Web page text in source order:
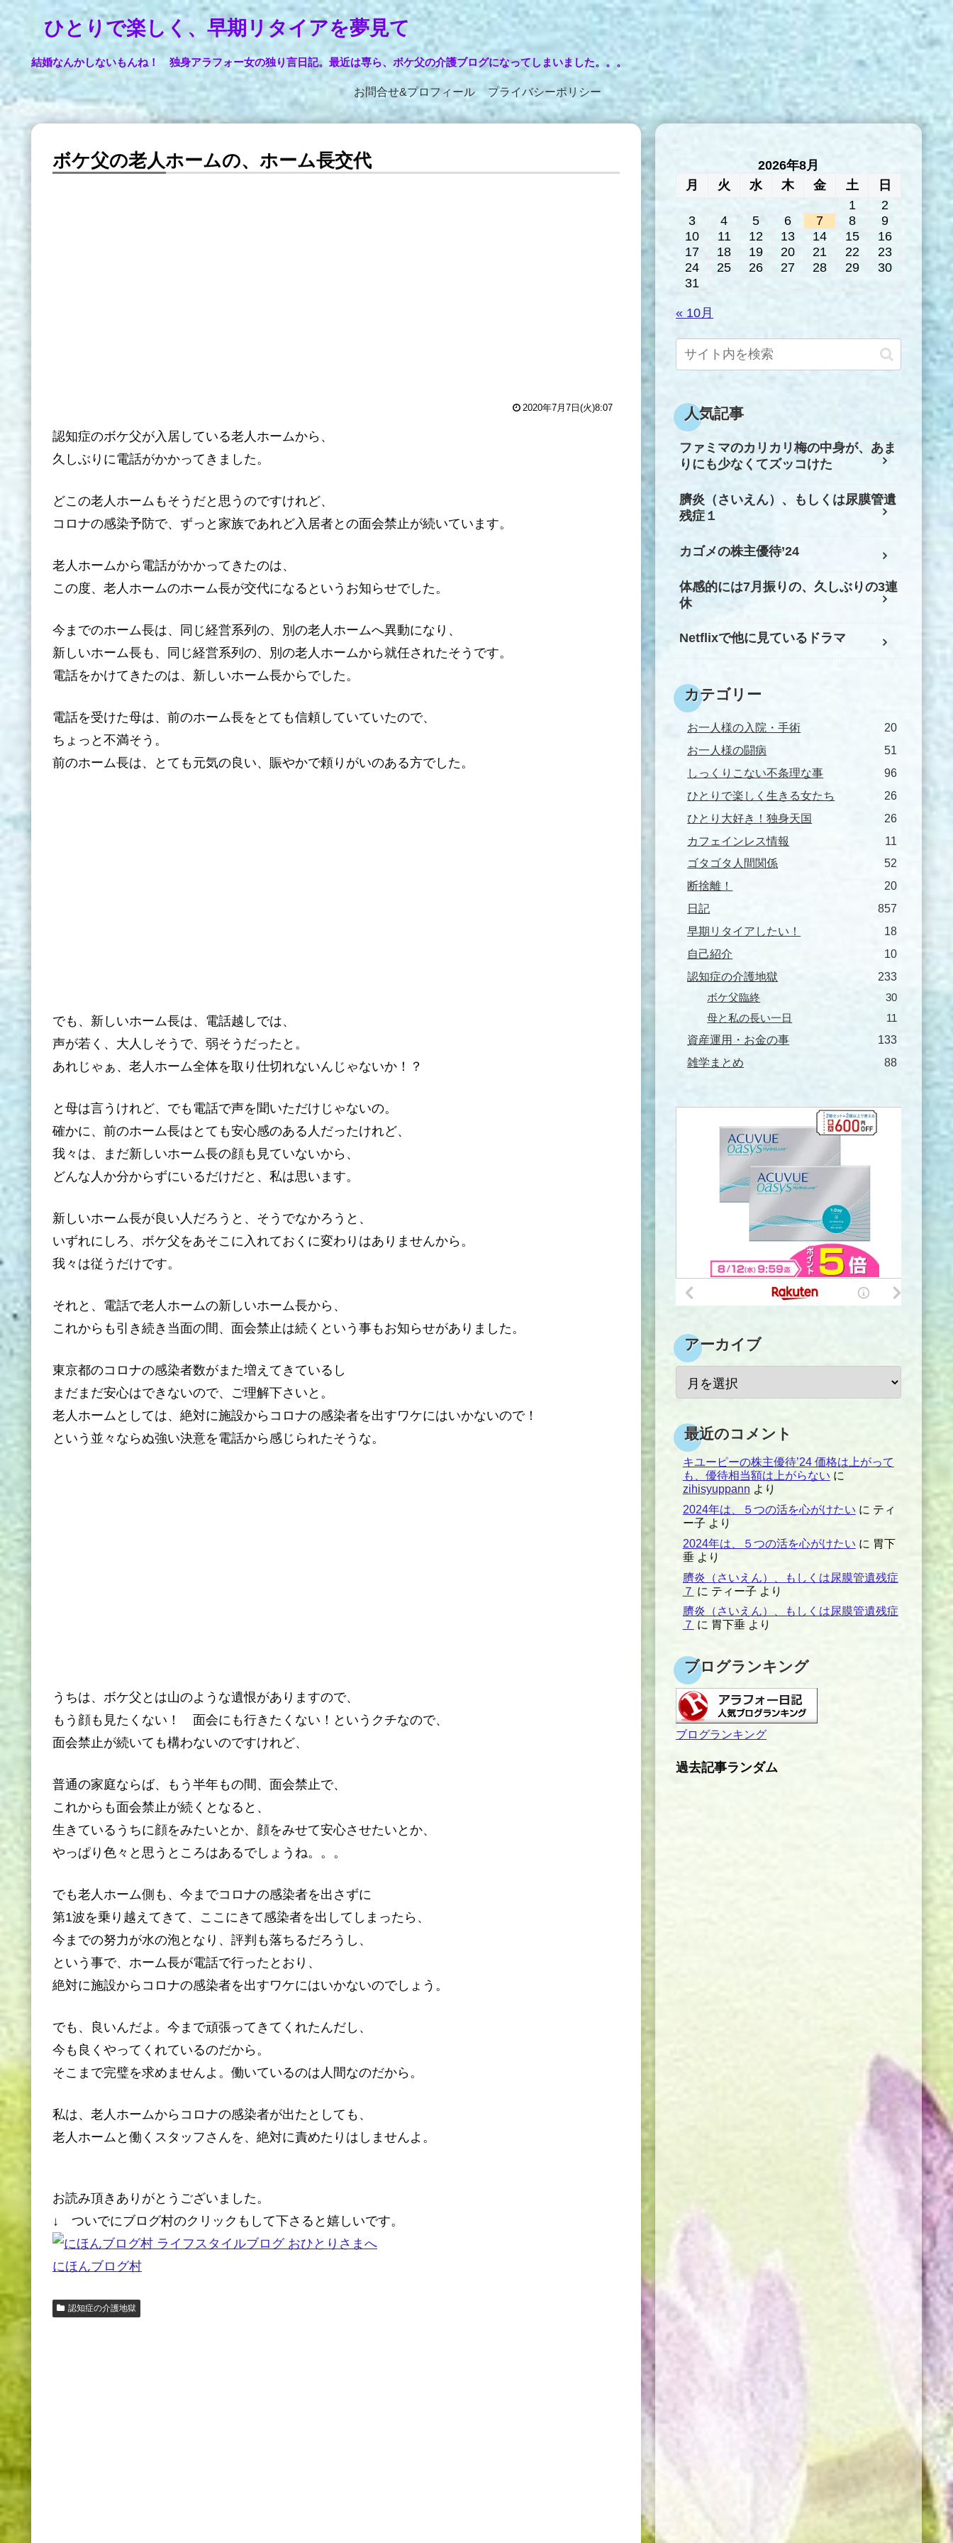
ひとりで楽しく、早期リタイアを夢見て
結婚なんかしないもんね！ 独身アラフォー女の独り言日記。最近は専ら、ボケ父の介護ブログになってしまいました。。。
お問合せ&プロフィールプライバシーポリシー
ボケ父の老人ホームの、ホーム長交代
2020年7月7日(火)8:07
認知症のボケ父が入居している老人ホームから、
久しぶりに電話がかかってきました。
どこの老人ホームもそうだと思うのですけれど、
コロナの感染予防で、ずっと家族であれど入居者との面会禁止が続いています。
老人ホームから電話がかかってきたのは、
この度、老人ホームのホーム長が交代になるというお知らせでした。
今までのホーム長は、同じ経営系列の、別の老人ホームへ異動になり、
新しいホーム長も、同じ経営系列の、別の老人ホームから就任されたそうです。
電話をかけてきたのは、新しいホーム長からでした。
電話を受けた母は、前のホーム長をとても信頼していていたので、
ちょっと不満そう。
前のホーム長は、とても元気の良い、賑やかで頼りがいのある方でした。
でも、新しいホーム長は、電話越しでは、
声が若く、大人しそうで、弱そうだったと。
あれじゃぁ、老人ホーム全体を取り仕切れないんじゃないか！？
と母は言うけれど、でも電話で声を聞いただけじゃないの。
確かに、前のホーム長はとても安心感のある人だったけれど、
我々は、まだ新しいホーム長の顔も見ていないから、
どんな人か分からずにいるだけだと、私は思います。
新しいホーム長が良い人だろうと、そうでなかろうと、
いずれにしろ、ボケ父をあそこに入れておくに変わりはありませんから。
我々は従うだけです。
それと、電話で老人ホームの新しいホーム長から、
これからも引き続き当面の間、面会禁止は続くという事もお知らせがありました。
東京都のコロナの感染者数がまた増えてきているし
まだまだ安心はできないので、ご理解下さいと。
老人ホームとしては、絶対に施設からコロナの感染者を出すワケにはいかないので！
という並々ならぬ強い決意を電話から感じられたそうな。
うちは、ボケ父とは山のような遺恨がありますので、
もう顔も見たくない！ 面会にも行きたくない！というクチなので、
面会禁止が続いても構わないのですけれど、
普通の家庭ならば、もう半年もの間、面会禁止で、
これからも面会禁止が続くとなると、
生きているうちに顔をみたいとか、顔をみせて安心させたいとか、
やっぱり色々と思うところはあるでしょうね。。。
でも老人ホーム側も、今までコロナの感染者を出さずに
第1波を乗り越えてきて、ここにきて感染者を出してしまったら、
今までの努力が水の泡となり、評判も落ちるだろうし、
という事で、ホーム長が電話で行ったとおり、
絶対に施設からコロナの感染者を出すワケにはいかないのでしょう。
でも、良いんだよ。今まで頑張ってきてくれたんだし、
今も良くやってくれているのだから。
そこまで完璧を求めませんよ。働いているのは人間なのだから。
私は、老人ホームからコロナの感染者が出たとしても、
老人ホームと働くスタッフさんを、絶対に責めたりはしませんよ。
お読み頂きありがとうございました。
↓ ついでにブログ村のクリックもして下さると嬉しいです。
にほんブログ村
認知症の介護地獄
2026年8月
月
火 水 木 金 土
日
1
2
3
4 5 6 7 8
9
10
11 12 13 14 15
16
17
18 19 20 21 22
23
24
25 26 27 28 29
30
31
« 10月
人気記事
ファミマのカリカリ梅の中身が、あま
りにも少なくてズッコけた
臍炎（さいえん）、もしくは尿膜管遺
残症１
カゴメの株主優待’24
体感的には7月振りの、久しぶりの3連
休
Netflixで他に見ているドラマ
カテゴリー
お一人様の入院・手術
20
お一人様の闘病
51
しっくりこない不条理な事
96
ひとりで楽しく生きる女たち
26
ひとり大好き！独身天国
26
カフェインレス情報
11
ゴタゴタ人間関係
52
断捨離！
20
日記
857
早期リタイアしたい！
18
自己紹介
10
認知症の介護地獄
233
ボケ父臨終
30
母と私の長い一日
11
資産運用・お金の事
133
雑学まとめ
88
アーカイブ
最近のコメント
キユーピーの株主優待’24 価格は上がって
も、優待相当額は上がらない に
zihisyuppann より
2024年は、５つの活を心がけたい に ティ
ー子 より
2024年は、５つの活を心がけたい に 胃下
垂より
臍炎（さいえん）、もしくは尿膜管遺残症
７ に ティー子 より
臍炎（さいえん）、もしくは尿膜管遺残症
７ に 胃下垂より
ブログランキング
ブログランキング
過去記事ランダム